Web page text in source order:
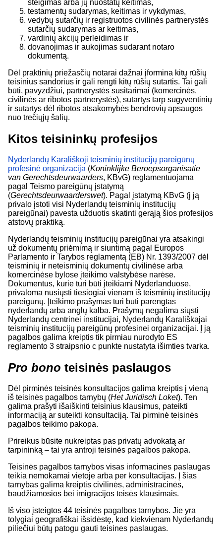
steigimas arba jų nuostatų keitimas,
testamentų sudarymas, keitimas ir vykdymas,
vedybų sutarčių ir registruotos civilinės partnerystės
sutarčių sudarymas ar keitimas,
vardinių akcijų perleidimas ir
dovanojimas ir aukojimas sudarant notaro
dokumentą.
Dėl praktinių priežasčių notarai dažnai įformina kitų rūšių
teisinius sandorius ir gali rengti kitų rūšių sutartis. Tai gali
būti, pavyzdžiui, partnerystės susitarimai (komercinės,
civilinės ar ribotos partnerystės), sutartys tarp sugyventinių
ir sutartys dėl ribotos atsakomybės bendrovių apsaugos
nuo trečiųjų šalių.
Kitos teisininkų profesijos
Nyderlandų Karališkoji teisminių institucijų pareigūnų
profesinė organizacija (Koninklijke Beroepsorganisatie
van Gerechtsdeurwaarders, KBvG) reglamentuojama
pagal Teismo pareigūnų įstatymą
(Gerechtsdeurwaarderswet). Pagal įstatymą KBvG (į ją
privalo įstoti visi Nyderlandų teisminių institucijų
pareigūnai) pavesta užduotis skatinti gerąją šios profesijos
atstovų praktiką.
Nyderlandų teisminių institucijų pareigūnai yra atsakingi
už dokumentų priėmimą ir siuntimą pagal Europos
Parlamento ir Tarybos reglamentą (EB) Nr. 1393/2007 dėl
teisminių ir neteisminių dokumentų civilinėse arba
komercinėse bylose įteikimo valstybėse narėse.
Dokumentus, kurie turi būti įteikiami Nyderlanduose,
privaloma nusiųsti tiesiogiai vienam iš teisminių institucijų
pareigūnų. Įteikimo prašymas turi būti parengtas
nyderlandų arba anglų kalba. Prašymų negalima siųsti
Nyderlandų centrinei institucijai, Nyderlandų Karališkajai
teisminių institucijų pareigūnų profesinei organizacijai. Į ją
pagalbos galima kreiptis tik pirmiau nurodyto ES
reglamento 3 straipsnio c punkte nustatyta išimties tvarka.
Pro bono teisinės paslaugos
Dėl pirminės teisinės konsultacijos galima kreiptis į vieną
iš teisinės pagalbos tarnybų (Het Juridisch Loket). Ten
galima prašyti išaiškinti teisinius klausimus, pateikti
informaciją ar suteikti konsultaciją. Tai pirminė teisinės
pagalbos teikimo pakopa.
Prireikus būsite nukreiptas pas privatų advokatą ar
tarpininką – tai yra antroji teisinės pagalbos pakopa.
Teisinės pagalbos tarnybos visas informacines paslaugas
teikia nemokamai vietoje arba per konsultacijas. Į šias
tarnybas galima kreiptis civilinės, administracinės,
baudžiamosios bei imigracijos teisės klausimais.
Iš viso įsteigtos 44 teisinės pagalbos tarnybos. Jie yra
tolygiai geografiškai išsidėstę, kad kiekvienam Nyderlandų
piliečiui būtų patogu gauti teisines paslaugas.